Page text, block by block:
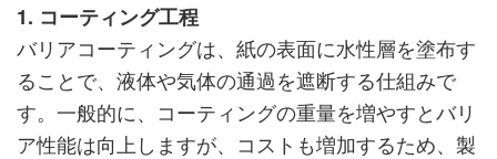
1. コーティング工程
バリアコーティングは、紙の表面に水性層を塗布す
ることで、液体や気体の通過を遮断する仕組みで
す。一般的に、コーティングの重量を増やすとバリ
ア性能は向上しますが、コストも増加するため、製